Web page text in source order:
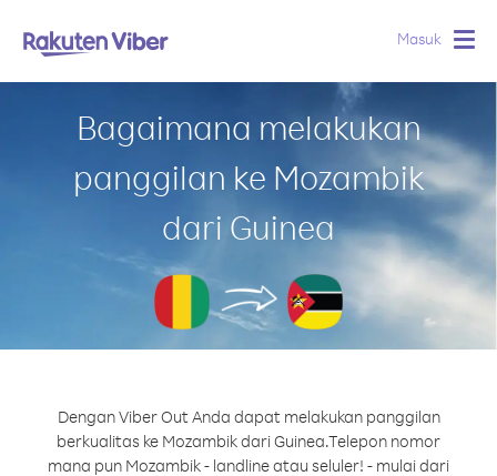
Masuk
Bagaimana melakukan
panggilan ke Mozambik
dari Guinea
Dengan Viber Out Anda dapat melakukan panggilan
berkualitas ke Mozambik dari Guinea.Telepon nomor
mana pun Mozambik - landline atau seluler! - mulai dari